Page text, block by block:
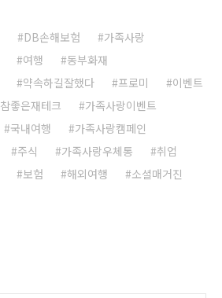
DB손해보험
가족사랑
여행
동부화재
약속하길잘했다 프로미
이벤트
참좋은재테크
가족사랑이벤트
국내여행
가족사랑캠페인
주식 가족사랑우체통
취업
보험 해외여행
소셜매거진